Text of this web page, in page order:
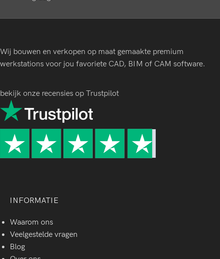
Wij bouwen en verkopen op maat gemaakte premium
werkstations voor jou favoriete CAD, BIM of CAM software.
bekijk onze recensies op Trustpilot
INFORMATIE
Waarom ons
Veelgestelde vragen
Blog